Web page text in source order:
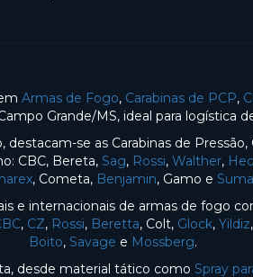
Armas de Fogo, Carabinas de PCP,
Grande/MS, ideal para logística
se as Carabinas de Pressão,
CBC, Bereta, Sag, Rossi, Walther,
, Cometa, Benjamin, Gamo e
e internacionais de armas de fogo
, CZ, Rossi, Beretta, Colt, Glock, Yildiz,
Boito, Savage e Mossberg.
desde material tático como Spray